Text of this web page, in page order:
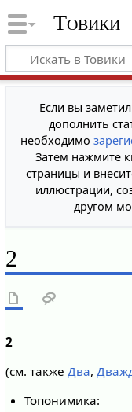
Товики
Если вы
дополнить
необходимо
Затем нажмите
страницы и
иллюстрации,
другом
2
2
(см. также Два,
Топонимика: